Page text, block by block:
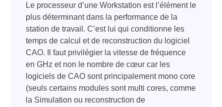
Le processeur d’une Workstation est l’élément le
plus déterminant dans la performance de la
station de travail. C’est lui qui conditionne les
temps de calcul et de reconstruction du logiciel
CAO. Il faut privilégier la vitesse de fréquence
en GHz et non le nombre de cœur car les
logiciels de CAO sont principalement mono core
(seuls certains modules sont multi cores, comme
la Simulation ou reconstruction de